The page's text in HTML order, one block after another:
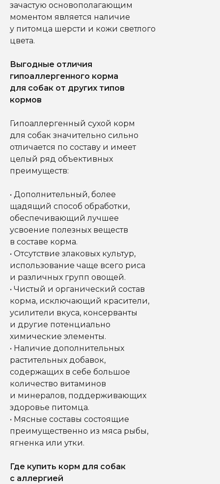
зачастую основополагающим
моментом является наличие
у питомца шерсти и кожи светлого
цвета.
Выгодные отличия
гипоаллергенного корма
для собак от других типов
кормов
Гипоаллергенный сухой корм
для собак значительно сильно
отличается по составу и имеет
целый ряд объективных
преимуществ:
• Дополнительный, более
щадящий способ обработки,
обеспечивающий лучшее
усвоение полезных веществ
в составе корма.
• Отсутствие злаковых культур,
использование чаще всего риса
и различных групп овощей.
• Чистый и органический состав
корма, исключающий красители,
усилители вкуса, консерванты
и другие потенциально
химические элементы.
• Наличие дополнительных
растительных добавок,
содержащих в себе большое
количество витаминов
и минералов, поддерживающих
здоровье питомца.
• Мясные составы состоящие
преимущественно из мяса рыбы,
ягненка или утки.
Где купить корм для собак
с аллергией